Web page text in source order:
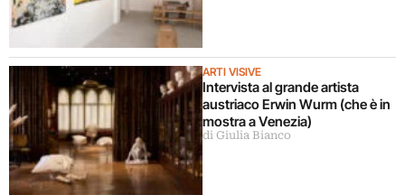
ARTI VISIVE
Intervista al grande artista
austriaco Erwin Wurm (che è in
mostra a Venezia)
di Giulia Bianco